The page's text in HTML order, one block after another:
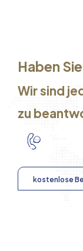
Haben
Wir sind
zu
kostenlose